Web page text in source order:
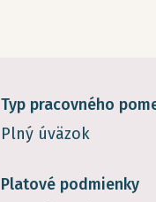
Typ pracovného
Plný úväzok
Platové podmienky